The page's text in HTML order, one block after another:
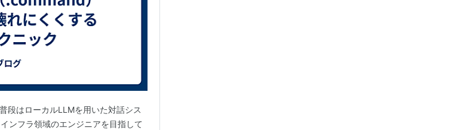
段はローカルLLMを用いた対話シス
ンフラ領域のエンジニアを目指して